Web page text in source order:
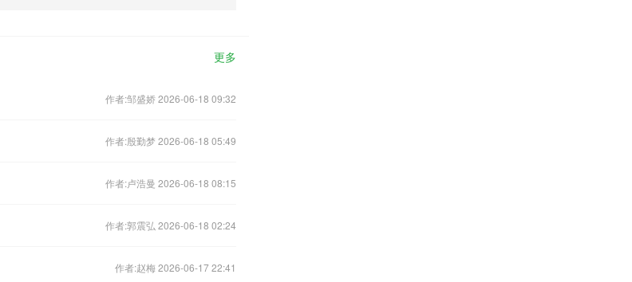
更多
作者:邹盛娇 2026-06-18 09:32
作者:殷勤梦 2026-06-18 05:49
作者:卢浩曼 2026-06-18 08:15
作者:郭震弘 2026-06-18 02:24
作者:赵梅 2026-06-17 22:41